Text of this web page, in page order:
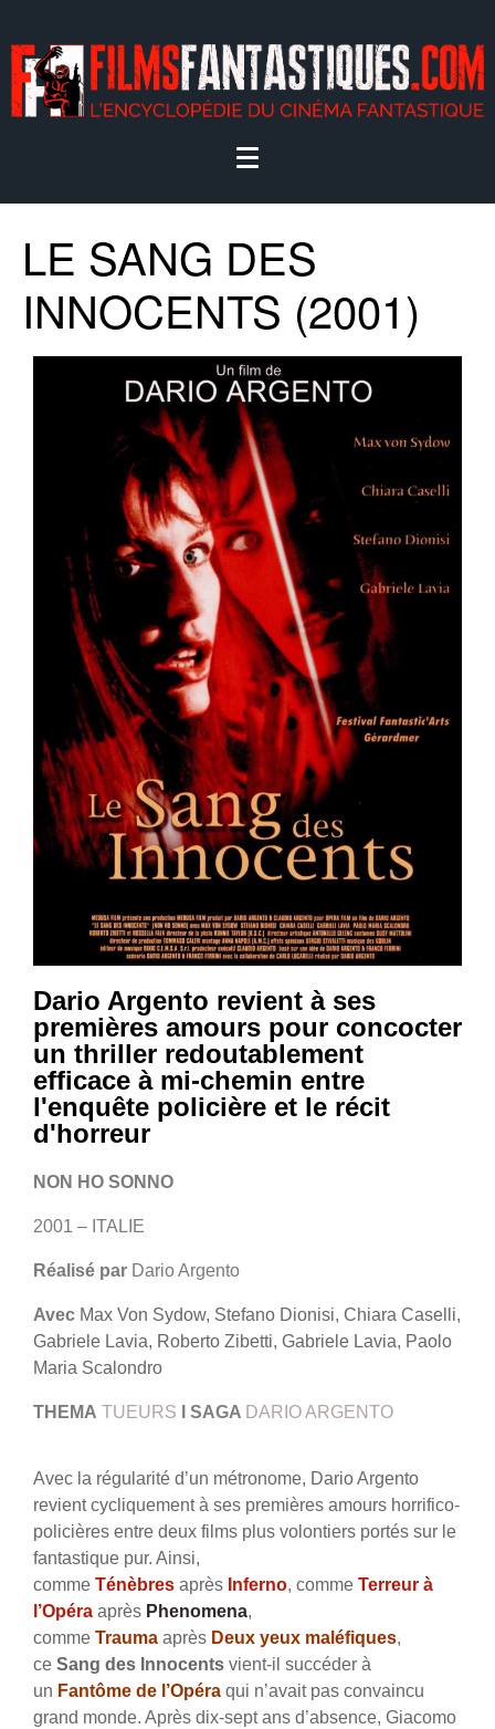
LE SANG DES
INNOCENTS (2001)
Dario Argento revient à ses
premières amours pour concocter
un thriller redoutablement
efficace à mi-chemin entre
l'enquête policière et le récit
d'horreur
NON HO SONNO
2001 – ITALIE
Réalisé par Dario Argento
Avec Max Von Sydow, Stefano Dionisi, Chiara Caselli,
Gabriele Lavia, Roberto Zibetti, Gabriele Lavia, Paolo
Maria Scalondro
THEMA TUEURS I SAGA DARIO ARGENTO
Avec la régularité d’un métronome, Dario Argento
revient cycliquement à ses premières amours horrifico-
policières entre deux films plus volontiers portés sur le
fantastique pur. Ainsi,
comme Ténèbres après Inferno, comme Terreur à
l’Opéra après Phenomena,
comme Trauma après Deux yeux maléfiques,
ce Sang des Innocents vient-il succéder à
un Fantôme de l’Opéra qui n’avait pas convaincu
grand monde. Après dix-sept ans d’absence, Giacomo